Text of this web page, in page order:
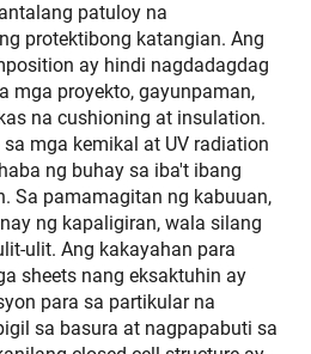
patuloy na
protektibong katangian. Ang
ay hindi nagdadagdag
mga proyekto, gayunpaman,
na cushioning at insulation.
mga kemikal at UV radiation
ng buhay sa iba't ibang
Sa pamamagitan ng kabuuan,
ng kapaligiran, wala silang
ulit. Ang kakayahan para
sheets nang eksaktuhin ay
para sa partikular na
sa basura at nagpapabuti sa